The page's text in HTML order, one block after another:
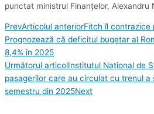
punctat ministrul Finanţelor, Alexandru
PrevArticolul anteriorFitch îl contrazice
Prognozează că deficitul bugetar al
8,4% în 2025
Următorul articolInstitutul Naţional de
pasagerilor care au circulat cu trenul a
semestru din 2025Next